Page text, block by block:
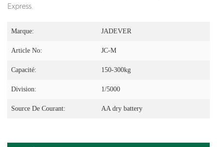
Express.
Marque: JADEVER
Article No: JC-M
Capacité: 150-300kg
Division: 1/5000
Source De Courant: AA dry battery